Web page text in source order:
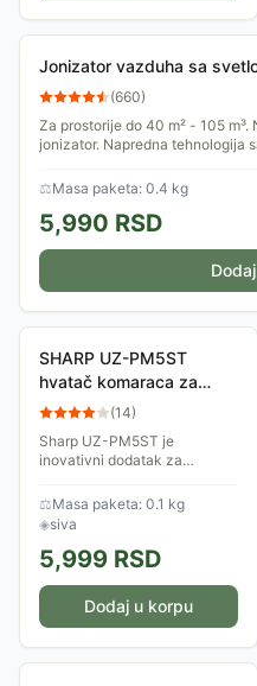
Jonizator vazduha sa
(660)
Za prostorije do 40 m² - 105
jonizator. Napredna tehnologija
⚖Masa paketa: 0.4 kg
5,990 RSD
SHARP UZ-PM5ST
hvatač komaraca za
prečišćivač vazduha
(14)
Sharp UZ-PM5ST je
inovativni dodatak za
UA-PM50E, dizajniran za
efikasno hvatanje komaraca.
Kombinuje Plasmacluster...
⚖Masa paketa: 0.1 kg
◈siva
5,999 RSD
Dodaj u korpu